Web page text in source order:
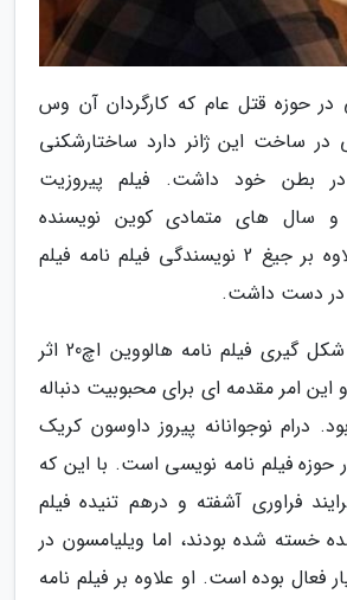
حوزه قتل عام که کارگردان آن وس
در ساخت این ژانر دارد ساختارشکنی
در بطن خود داشت. فیلم پیروزیت
سال های متمادی کوین نویسنده
محبوبی بود. او علاوه بر جیغ 2 نویسندگی فیلم نامه فیلم
در دست داشت.
وی نقشی مهم در شکل گیری فیلم نامه هالووین اچ20 اثر
این امر مقدمه ای برای محبوبیت دنباله
درام نوجوانانه پیروز داوسون کریک
حوزه فیلم نامه نویسی است. با این که
فراوری آشفته و درهم تنیده فیلم
خسته شده بودند، اما ویلیامسون در
فعال بوده است. او علاوه بر فیلم نامه